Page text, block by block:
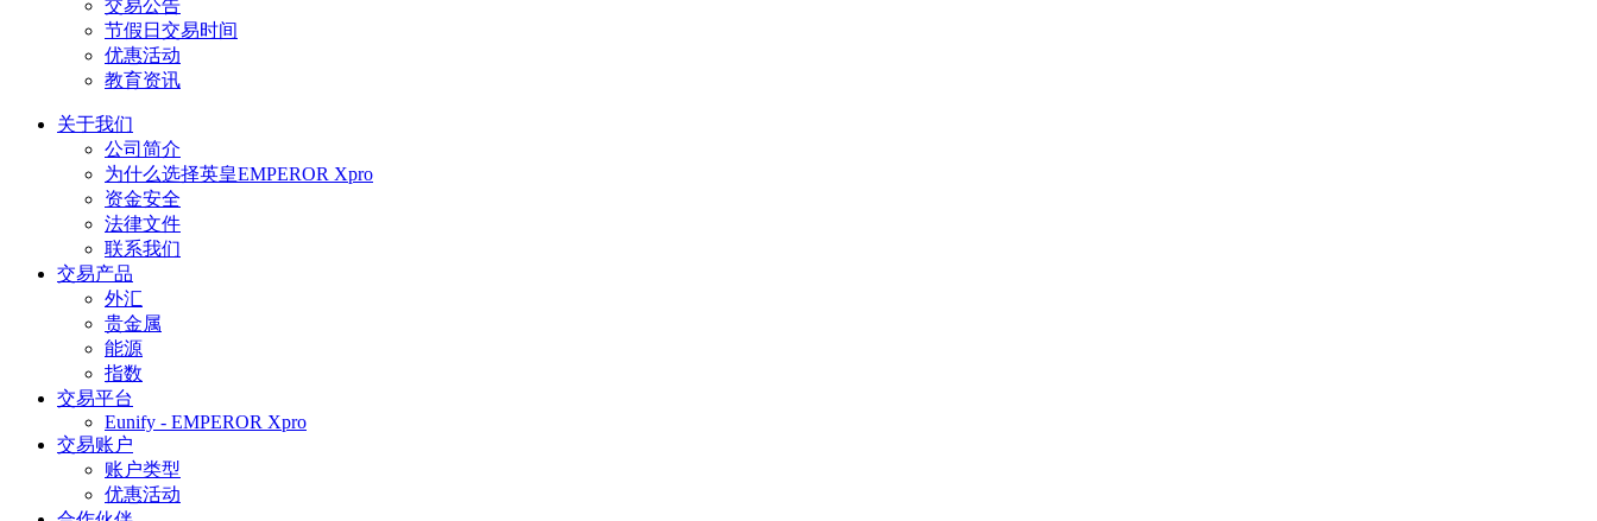
交易公告
节假日交易时间
优惠活动
教育资讯
关于我们
公司简介
为什么选择英皇EMPEROR Xpro
资金安全
法律文件
联系我们
交易产品
外汇
贵金属
能源
指数
交易平台
Eunify - EMPEROR Xpro
交易账户
账户类型
优惠活动